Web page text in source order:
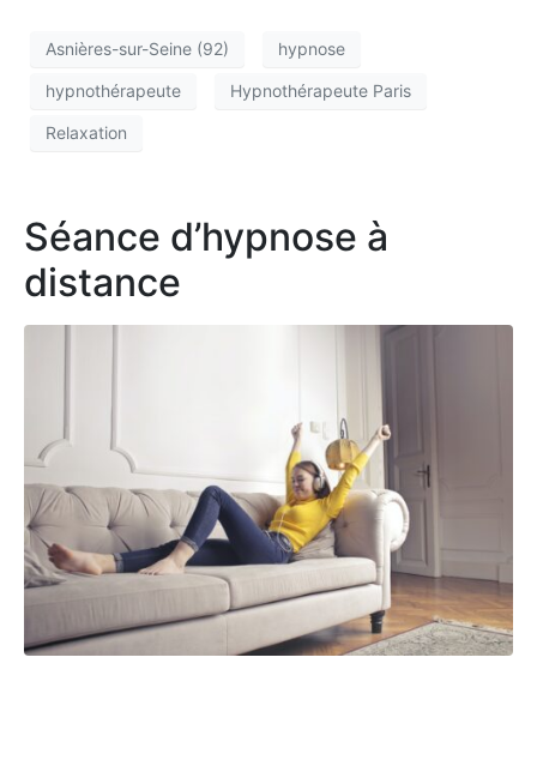
Asnières-sur-Seine (92) hypnose
hypnothérapeute Hypnothérapeute Paris
Relaxation
Séance d’hypnose à
distance